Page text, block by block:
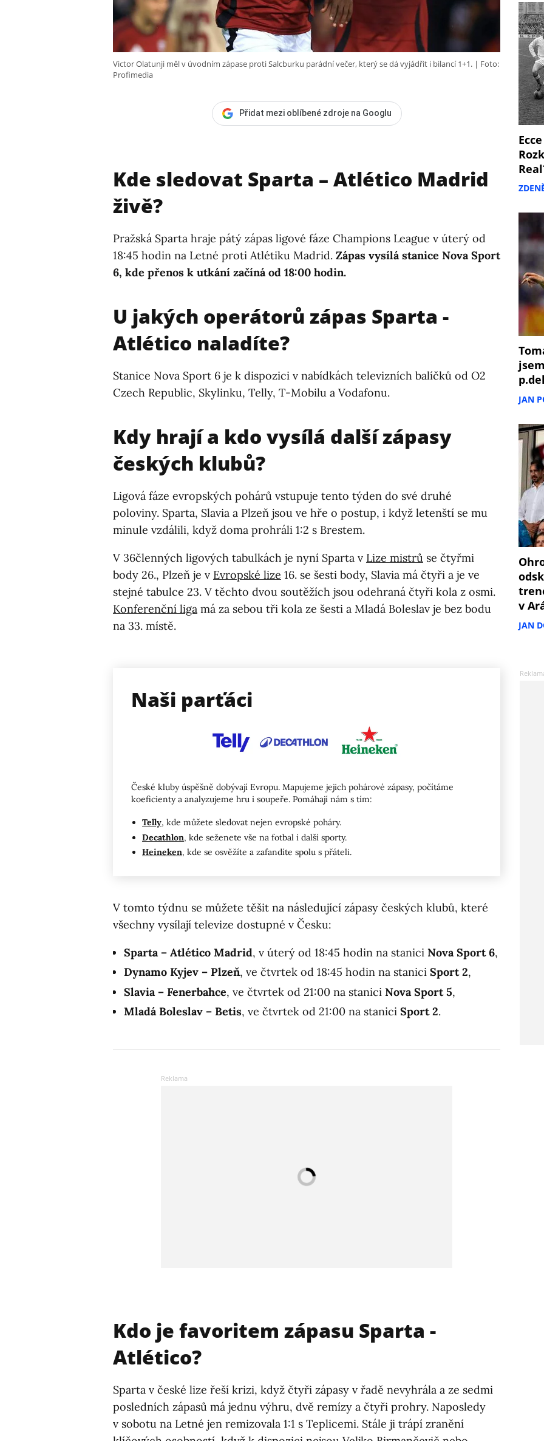
Victor Olatunji měl v úvodním zápase proti Salcburku parádní večer, který se dá vyjádřit i bilancí 1+1.
Foto:
Profimedia
Přidat mezi oblíbené zdroje na Googlu
Kde sledovat Sparta – Atlético Madrid
živě?
Pražská Sparta hraje pátý zápas ligové fáze Champions League v úterý od
18:45 hodin na Letné proti Atlétiku Madrid. Zápas vysílá stanice Nova Sport
6, kde přenos k utkání začíná od 18:00 hodin.
U jakých operátorů zápas Sparta -
Atlético naladíte?
Stanice Nova Sport 6 je k dispozici v nabídkách televizních balíčků od O2
Czech Republic, Skylinku, Telly, T-Mobilu a Vodafonu.
Kdy hrají a kdo vysílá další zápasy
českých klubů?
Ligová fáze evropských pohárů vstupuje tento týden do své druhé
poloviny. Sparta, Slavia a Plzeň jsou ve hře o postup, i když letenští se mu
minule vzdálili, když doma prohráli 1:2 s Brestem.
V 36členných ligových tabulkách je nyní Sparta v Lize mistrů se čtyřmi
body 26., Plzeň je v Evropské lize 16. se šesti body, Slavia má čtyři a je ve
stejné tabulce 23. V těchto dvou soutěžích jsou odehraná čtyři kola z osmi.
Konferenční liga má za sebou tři kola ze šesti a Mladá Boleslav je bez bodu
na 33. místě.
Naši parťáci
České kluby úspěšně dobývají Evropu. Mapujeme jejich pohárové zápasy, počítáme
koeficienty a analyzujeme hru i soupeře. Pomáhají nám s tím:
Telly, kde můžete sledovat nejen evropské poháry.
Decathlon, kde seženete vše na fotbal i další sporty.
Heineken, kde se osvěžíte a zafandíte spolu s přáteli.
V tomto týdnu se můžete těšit na následující zápasy českých klubů, které
všechny vysílají televize dostupné v Česku:
Sparta – Atlético Madrid, v úterý od 18:45 hodin na stanici Nova Sport 6,
Dynamo Kyjev – Plzeň, ve čtvrtek od 18:45 hodin na stanici Sport 2,
Slavia – Fenerbahce, ve čtvrtek od 21:00 na stanici Nova Sport 5,
Mladá Boleslav – Betis, ve čtvrtek od 21:00 na stanici Sport 2.
Kdo je favoritem zápasu Sparta -
Atlético?
Sparta v české lize řeší krizi, když čtyři zápasy v řadě nevyhrála a ze sedmi
posledních zápasů má jednu výhru, dvě remízy a čtyři prohry. Naposledy
v sobotu na Letné jen remizovala 1:1 s Teplicemi. Stále ji trápí zranění
p.del
JAN
v
JAN